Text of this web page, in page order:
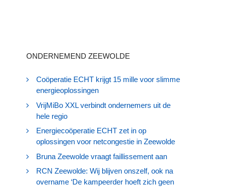
ONDERNEMEND ZEEWOLDE
Coöperatie ECHT krijgt 15 mille voor slimme
energieoplossingen
VrijMiBo XXL verbindt ondernemers uit de
hele regio
Energiecoöperatie ECHT zet in op
oplossingen voor netcongestie in Zeewolde
Bruna Zeewolde vraagt faillissement aan
RCN Zeewolde: Wij blijven onszelf, ook na
overname ‘De kampeerder hoeft zich geen